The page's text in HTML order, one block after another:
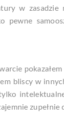
w zasadzie
pewne
bliscy w